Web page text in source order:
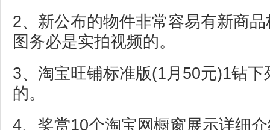
2、新公布的物件非常容易有新商
图务必是实拍视频的。
3、淘宝旺铺标准版(1月50元)1钻
的。
4、奖赏10个淘宝网橱窗展示详细